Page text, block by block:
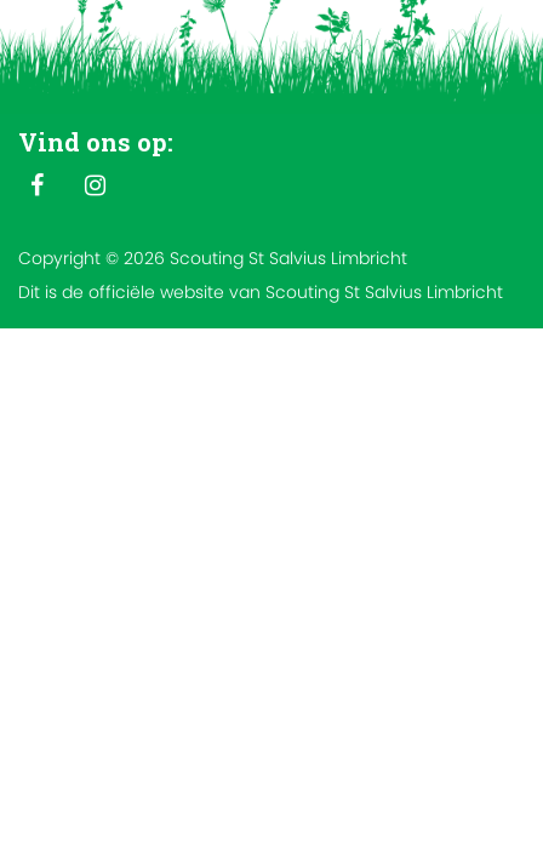
Vind ons op:
Copyright © 2026 Scouting St Salvius Limbricht
Dit is de officiële website van Scouting St Salvius Limbricht